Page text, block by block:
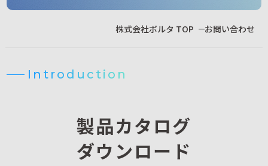
株式会社ボルタ TOP お問い合わせ
Introduction
製品カタログ
ダウンロード